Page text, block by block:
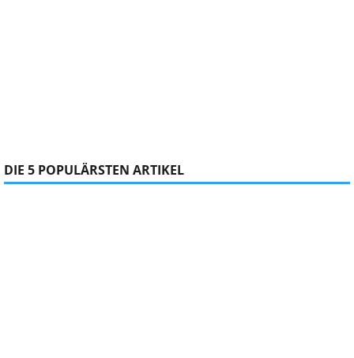
DIE 5 POPULÄRSTEN ARTIKEL